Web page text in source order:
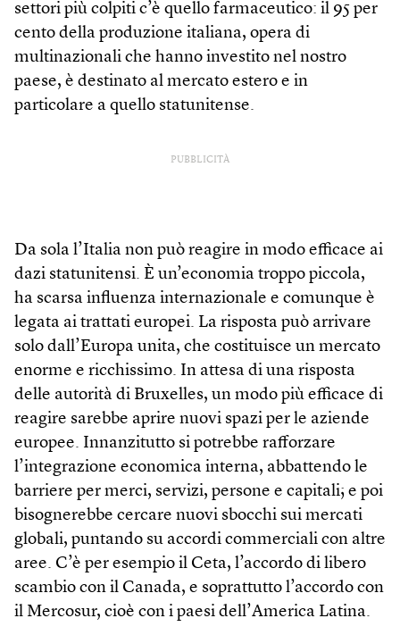
settori più colpiti c’è quello farmaceutico: il 95 per
cento della produzione italiana, opera di
multinazionali che hanno investito nel nostro
paese, è destinato al mercato estero e in
particolare a quello statunitense.
PUBBLICITÀ
Da sola l’Italia non può reagire in modo efficace ai
dazi statunitensi. È un’economia troppo piccola,
ha scarsa influenza internazionale e comunque è
legata ai trattati europei. La risposta può arrivare
solo dall’Europa unita, che costituisce un mercato
enorme e ricchissimo. In attesa di una risposta
delle autorità di Bruxelles, un modo più efficace di
reagire sarebbe aprire nuovi spazi per le aziende
europee. Innanzitutto si potrebbe rafforzare
l’integrazione economica interna, abbattendo le
barriere per merci, servizi, persone e capitali; e poi
bisognerebbe cercare nuovi sbocchi sui mercati
globali, puntando su accordi commerciali con altre
aree. C’è per esempio il Ceta, l’accordo di libero
scambio con il Canada, e soprattutto l’accordo con
il Mercosur, cioè con i paesi dell’America Latina.